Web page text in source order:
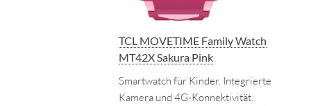
TCL MOVETIME Family Watch
MT42X Sakura Pink
Smartwatch für Kinder. Integrierte
Kamera und 4G-Konnektivität.